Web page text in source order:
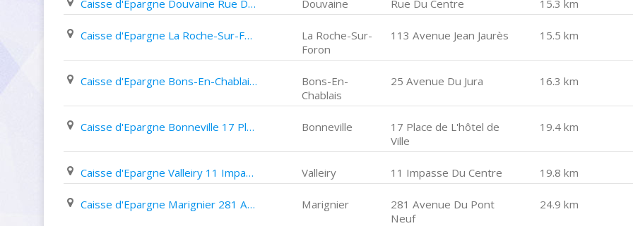
Caisse d'Epargne Douvaine Rue Du Centre Douvaine Rue Du Centre 15.3 km
Caisse d'Epargne La Roche-Sur-Foron 113 Avenue Jean Jaurès
La Roche-Sur-
Foron
113 Avenue Jean Jaurès 15.5 km
Caisse d'Epargne Bons-En-Chablais 25 Avenue Du Jura
Bons-En-
Chablais
25 Avenue Du Jura 16.3 km
Caisse d'Epargne Bonneville 17 Place de L'hôtel de Ville Bonneville
17 Place de L'hôtel de
Ville
19.4 km
Caisse d'Epargne Valleiry 11 Impasse Du Centre Valleiry 11 Impasse Du Centre 19.8 km
Caisse d'Epargne Marignier 281 Avenue Du Pont Neuf Marignier
281 Avenue Du Pont
Neuf
24.9 km